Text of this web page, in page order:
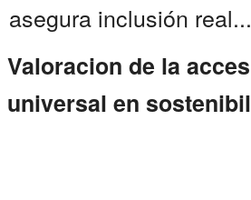
asegura inclusión
Valoracion de la
universal en